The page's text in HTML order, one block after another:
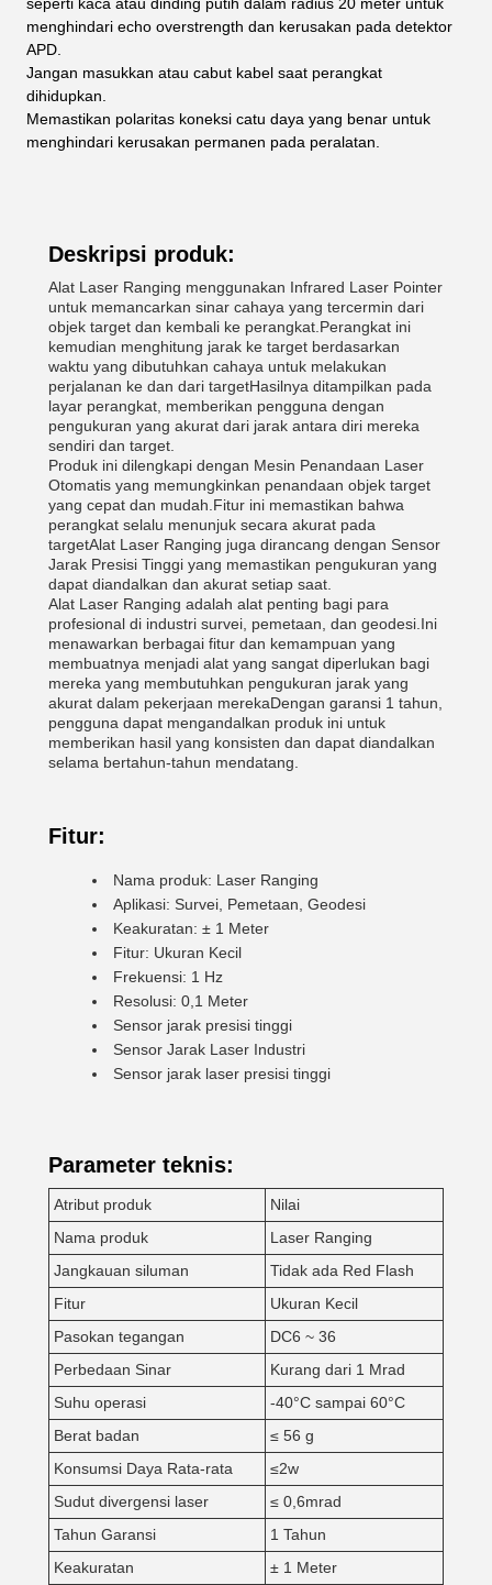
menghindari echo overstrength dan kerusakan pada detektor
APD.
Jangan masukkan atau cabut kabel saat perangkat
dihidupkan.
Memastikan polaritas koneksi catu daya yang benar untuk
menghindari kerusakan permanen pada peralatan.
Deskripsi produk:
Alat Laser Ranging menggunakan Infrared Laser Pointer
untuk memancarkan sinar cahaya yang tercermin dari
objek target dan kembali ke perangkat.Perangkat ini
kemudian menghitung jarak ke target berdasarkan
waktu yang dibutuhkan cahaya untuk melakukan
perjalanan ke dan dari targetHasilnya ditampilkan pada
layar perangkat, memberikan pengguna dengan
pengukuran yang akurat dari jarak antara diri mereka
sendiri dan target.
Produk ini dilengkapi dengan Mesin Penandaan Laser
Otomatis yang memungkinkan penandaan objek target
yang cepat dan mudah.Fitur ini memastikan bahwa
perangkat selalu menunjuk secara akurat pada
targetAlat Laser Ranging juga dirancang dengan Sensor
Jarak Presisi Tinggi yang memastikan pengukuran yang
dapat diandalkan dan akurat setiap saat.
Alat Laser Ranging adalah alat penting bagi para
profesional di industri survei, pemetaan, dan geodesi.Ini
menawarkan berbagai fitur dan kemampuan yang
membuatnya menjadi alat yang sangat diperlukan bagi
mereka yang membutuhkan pengukuran jarak yang
akurat dalam pekerjaan merekaDengan garansi 1 tahun,
pengguna dapat mengandalkan produk ini untuk
memberikan hasil yang konsisten dan dapat diandalkan
selama bertahun-tahun mendatang.
Fitur:
Nama produk: Laser Ranging
Aplikasi: Survei, Pemetaan, Geodesi
Keakuratan: ± 1 Meter
Fitur: Ukuran Kecil
Frekuensi: 1 Hz
Resolusi: 0,1 Meter
Sensor jarak presisi tinggi
Sensor Jarak Laser Industri
Sensor jarak laser presisi tinggi
Parameter teknis:
Atribut produk
Nilai
Nama produk
Laser Ranging
Jangkauan siluman
Tidak ada Red Flash
Fitur
Ukuran Kecil
Pasokan tegangan
DC6 ~ 36
Perbedaan Sinar
Kurang dari 1 Mrad
Suhu operasi
-40°C sampai 60°C
Berat badan
≤ 56 g
Konsumsi Daya Rata-rata
≤2w
Sudut divergensi laser
≤ 0,6mrad
Tahun Garansi
1 Tahun
Keakuratan
± 1 Meter